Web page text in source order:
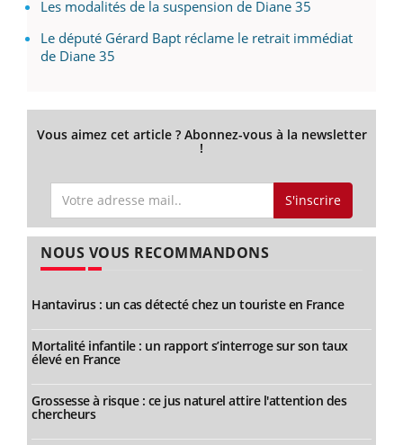
Les modalités de la suspension de Diane 35
Le député Gérard Bapt réclame le retrait immédiat
de Diane 35
Vous aimez cet article ? Abonnez-vous à la newsletter
!
S'inscrire
NOUS VOUS RECOMMANDONS
Hantavirus : un cas détecté chez un touriste en France
Mortalité infantile : un rapport s’interroge sur son taux
élevé en France
Grossesse à risque : ce jus naturel attire l'attention des
chercheurs